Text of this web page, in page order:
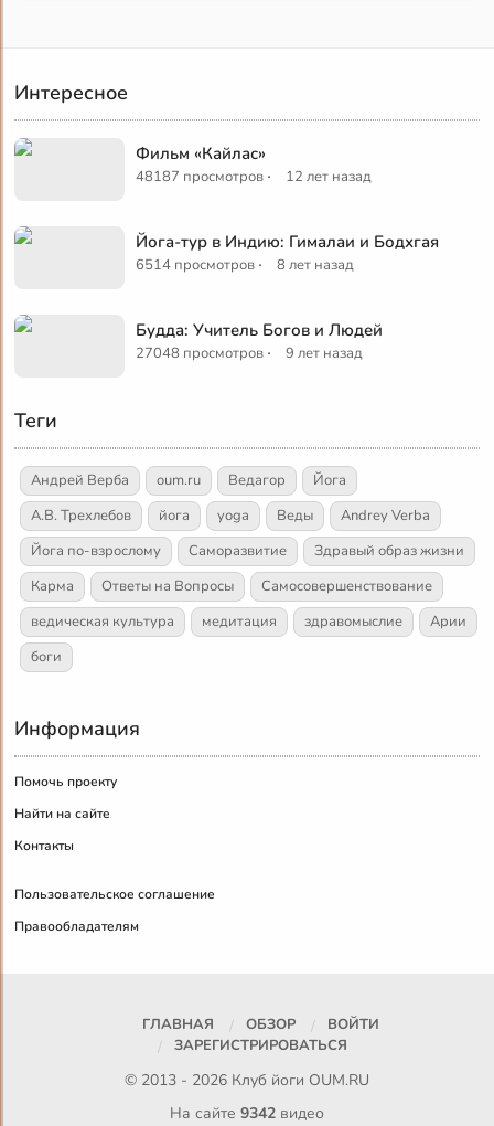
Интересное
Фильм «Кайлас»
48187 просмотров · 12 лет назад
Йога-тур в Индию: Гималаи и Бодхгая
6514 просмотров · 8 лет назад
Будда: Учитель Богов и Людей
27048 просмотров · 9 лет назад
Теги
Андрей Верба oum.ru Ведагор
Йога
А.В. Трехлебов
йога yoga Веды
Andrey Verba
Йога по-взрослому
Саморазвитие
Здравый образ жизни
Карма
Ответы на Вопросы
Самосовершенствование
ведическая культура
медитация здравомыслие
Арии
боги
Информация
Помочь проекту
Найти на сайте
Контакты
Пользовательское соглашение
Правообладателям
ГЛАВНАЯ ОБЗОР
ВОЙТИ
ЗАРЕГИСТРИРОВАТЬСЯ
© 2013 - 2026 Клуб йоги OUM.RU
На сайте 9342видео